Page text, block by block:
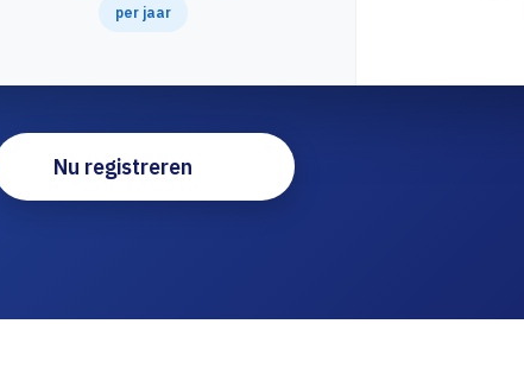
per jaar
Nu registreren